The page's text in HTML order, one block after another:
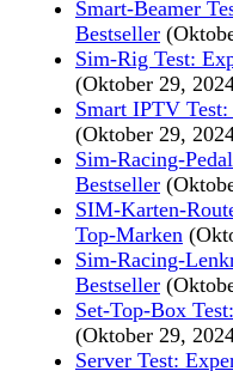
Smart-Beamer
Bestseller
Sim-Rig Test:
(Oktober 29,
Smart IPTV
(Oktober 29,
Sim-Racing-
Bestseller
SIM-Karten-
Top-Marken
Sim-Racing-
Bestseller
Set-Top-Box
(Oktober 29,
Server Test: